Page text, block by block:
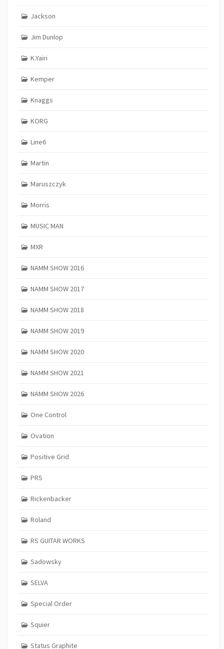
Jackson
Jim Dunlop
K.Yairi
Kemper
Knaggs
KORG
Line6
Martin
Maruszczyk
Morris
MUSIC MAN
MXR
NAMM SHOW 2016
NAMM SHOW 2017
NAMM SHOW 2018
NAMM SHOW 2019
NAMM SHOW 2020
NAMM SHOW 2021
NAMM SHOW 2026
One Control
Ovation
Positive Grid
PRS
Rickenbacker
Roland
RS GUITAR WORKS
Sadowsky
SELVA
Special Order
Squier
Status Graphite